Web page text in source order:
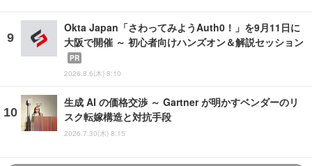
Okta Japan「さわってみようAuth0！」を9月11日に
大阪で開催 ～ 初心者向けハンズオン＆解説セッション
PR
2026.8.6(木) 8:10
生成 AI の価格交渉 ～ Gartner が明かすベンダーのリ
スク転嫁構造と対抗手段
2026.7.30(木) 8:15